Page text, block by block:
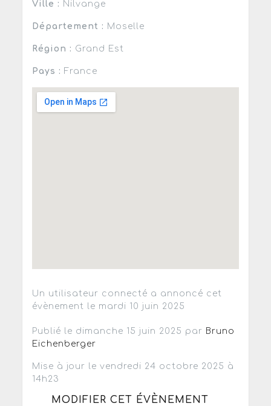
Ville : Nilvange
Département : Moselle
Région : Grand Est
Pays : France
Un utilisateur connecté a annoncé cet
évènement le mardi 10 juin 2025
Publié le dimanche 15 juin 2025 par Bruno
Eichenberger
Mise à jour le vendredi 24 octobre 2025 à
14h23
MODIFIER CET ÉVÈNEMENT